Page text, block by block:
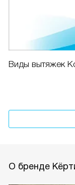
Виды вытяжек
О бренде